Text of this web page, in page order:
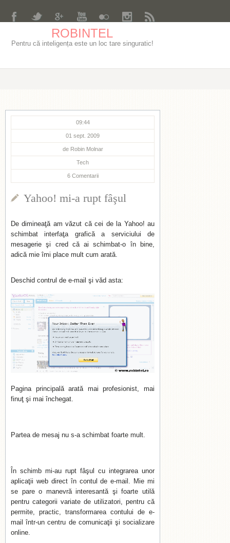
ROBINTEL
Pentru că inteligența este un loc tare singuratic!
09:44
01 sept. 2009
de Robin Molnar
Tech
6 Comentarii
Yahoo! mi-a rupt fâşul
De dimineaţă am văzut că cei de la Yahoo! au
schimbat interfaţa grafică a serviciului de
mesagerie şi cred că ai schimbat-o în bine,
adică mie îmi place mult cum arată.
Deschid contrul de e-mail şi văd asta:
Pagina principală arată mai profesionist, mai
finuţ şi mai închegat.
Partea de mesaj nu s-a schimbat foarte mult.
În schimb mi-au rupt fâşul cu integrarea unor
aplicaţii web direct în contul de e-mail. Mie mi
se pare o manevră interesantă şi foarte utilă
pentru categorii variate de utilizatori, pentru că
permite, practic, transformarea contului de e-
mail într-un centru de comunicaţii şi socializare
online.